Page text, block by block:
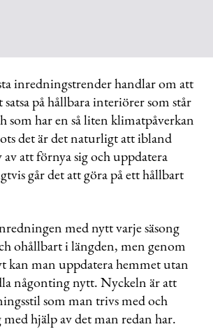
inredningstrender handlar om att
på hållbara interiörer som står
som har en så liten klimatpåverkan
det är det naturligt att ibland
att förnya sig och uppdatera
går det att göra på ett hållbart
med nytt varje säsong
ohållbart i längden, men genom
kan man uppdatera hemmet utan
någonting nytt. Nyckeln är att
som man trivs med och
med hjälp av det man redan har.